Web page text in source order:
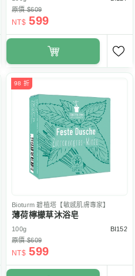
原價 $609
NT$ 599
98 折
Bioturm 碧植塔【敏感肌膚專家】
薄荷檸檬草沐浴皂
100g
BI152
原價 $609
NT$ 599